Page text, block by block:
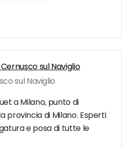
Cernusco sul Naviglio
sul Naviglio
a Milano, punto di
di Milano. Esperti
e posa di tutte le